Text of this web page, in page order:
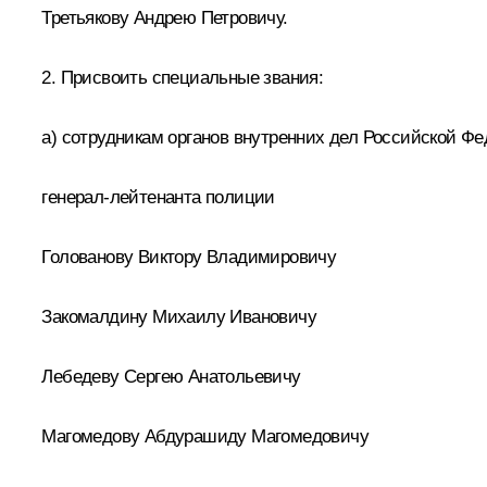
Третьякову Андрею Петровичу.
2. Присвоить специальные звания:
а) сотрудникам органов внутренних дел Российской
генерал-лейтенанта полиции
Голованову Виктору Владимировичу
Закомалдину Михаилу Ивановичу
Лебедеву Сергею Анатольевичу
Магомедову Абдурашиду Магомедовичу